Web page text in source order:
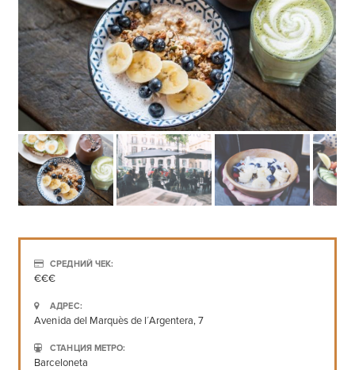
СРЕДНИЙ ЧЕК:
€€€
АДРЕС:
Avenida del Marquès de l´Argentera, 7
СТАНЦИЯ МЕТРО:
Barceloneta